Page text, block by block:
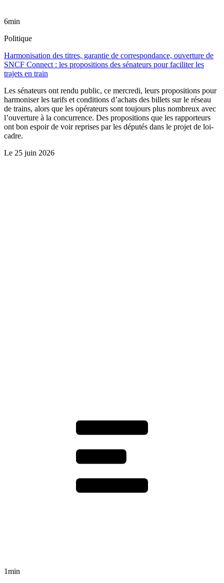
6min
Politique
Harmonisation des titres, garantie de correspondance, ouverture de
SNCF Connect : les propositions des sénateurs pour faciliter les
trajets en train
Les sénateurs ont rendu public, ce mercredi, leurs propositions pour
harmoniser les tarifs et conditions d’achats des billets sur le réseau
de trains, alors que les opérateurs sont toujours plus nombreux avec
l’ouverture à la concurrence. Des propositions que les rapporteurs
ont bon espoir de voir reprises par les députés dans le projet de loi-
cadre.
Le 25 juin 2026
1min